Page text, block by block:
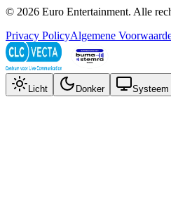
© 2026 Euro Entertainment. Alle
Privacy PolicyAlgemene
Licht Donker Systeem